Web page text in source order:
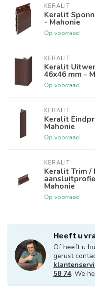
KERALIT
Keralit
- Mahonie
Op voorraad
KERALIT
Keralit
46x46 mm -
Op voorraad
KERALIT
Keralit
Mahonie
Op voorraad
KERALIT
Keralit Trim /
Mahonie
Op voorraad
Heeft u
Of heeft u
gerust
58 74. We